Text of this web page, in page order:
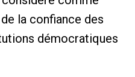
la confiance des
démocratiques